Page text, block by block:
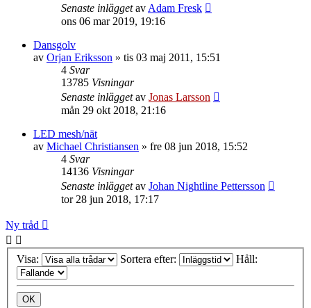
Senaste inläggetav Adam Fresk
ons 06 mar 2019, 19:16
Dansgolv
av Orjan Eriksson » tis 03 maj 2011, 15:51
4 Svar
13785 Visningar
Senaste inläggetav Jonas Larsson
mån 29 okt 2018, 21:16
LED mesh/nät
av Michael Christiansen » fre 08 jun 2018, 15:52
4 Svar
14136 Visningar
Senaste inläggetav Johan Nightline Pettersson
tor 28 jun 2018, 17:17
Ny tråd
Visa: Sortera efter: Håll: